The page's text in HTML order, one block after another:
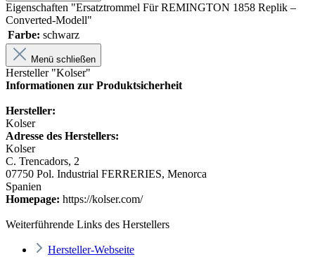
Eigenschaften "Ersatztrommel Für REMINGTON 1858 Replik –
Converted-Modell"
Farbe: schwarz
Menü schließen
Hersteller "Kolser"
Informationen zur Produktsicherheit
Hersteller:
Kolser
Adresse des Herstellers:
Kolser
C. Trencadors, 2
07750 Pol. Industrial FERRERIES, Menorca
Spanien
Homepage: https://kolser.com/
Weiterführende Links des Herstellers
Hersteller-Webseite